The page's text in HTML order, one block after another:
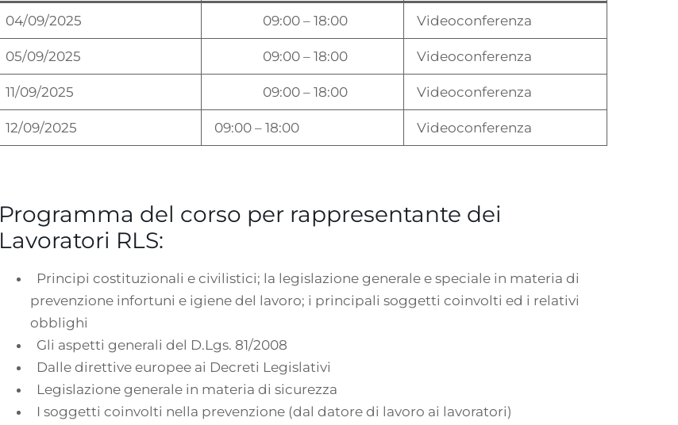
04/09/2025 09:00 – 18:00 Videoconferenza
05/09/2025 09:00 – 18:00 Videoconferenza
11/09/2025 09:00 – 18:00 Videoconferenza
12/09/2025 09:00 – 18:00 Videoconferenza
Programma del corso per rappresentante dei
Lavoratori RLS:
Principi costituzionali e civilistici; la legislazione generale e speciale in materia di
prevenzione infortuni e igiene del lavoro; i principali soggetti coinvolti ed i relativi
obblighi
Gli aspetti generali del D.Lgs. 81/2008
Dalle direttive europee ai Decreti Legislativi
Legislazione generale in materia di sicurezza
I soggetti coinvolti nella prevenzione (dal datore di lavoro ai lavoratori)